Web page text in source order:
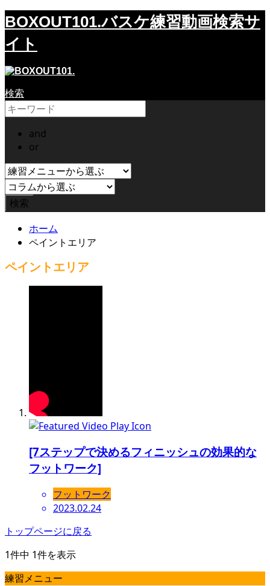
BOXOUT101.バスケ練習動画検索サ
イト
検索
and
or
ホーム
ペイントエリア
ペイントエリア
[7ステップで決めるフィニッシュの効果的な
フットワーク]
フットワーク
2023.02.24
トップページに戻る
1件中 1件を表示
練習メニュー